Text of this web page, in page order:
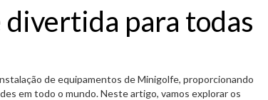
para todas
de equipamentos de Minigolfe, proporcionando
em todo o mundo. Neste artigo, vamos explorar os